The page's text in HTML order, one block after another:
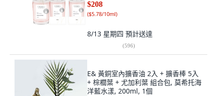
$208
($5.78/10ml)
8/13 星期四 預計送達
(596)
E& 黃銅室內擴香油 2入 + 擴香棒 5入
+ 棕櫚葉 + 尤加利葉 組合包, 莫希托海
洋藍水漾, 200ml, 1個